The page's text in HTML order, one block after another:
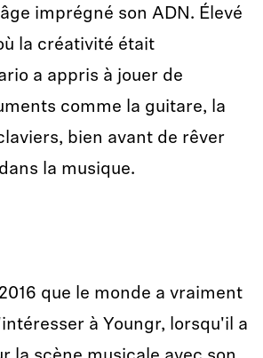
imprégné son ADN. Élevé
la créativité était
a appris à jouer de
comme la guitare, la
bien avant de rêver
la musique.
que le monde a vraiment
à Youngr, lorsqu'il a